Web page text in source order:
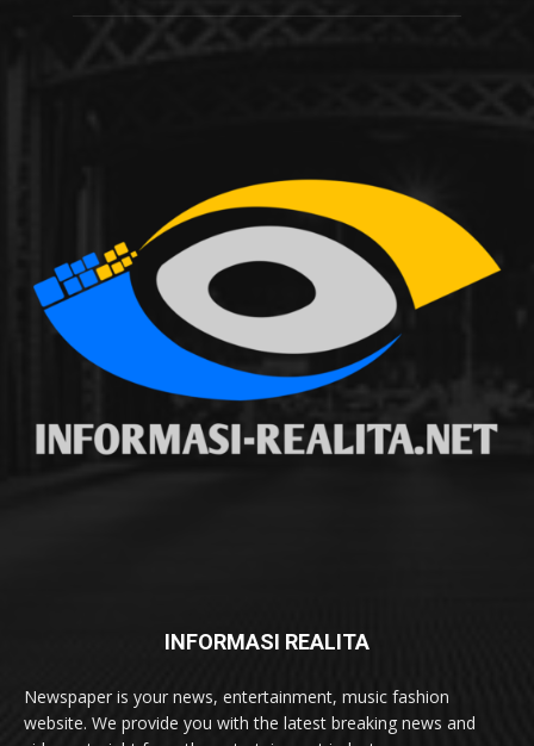
INFORMASI REALITA
Newspaper is your news, entertainment, music fashion
website. We provide you with the latest breaking news and